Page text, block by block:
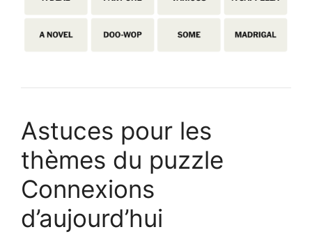
Astuces pour les
thèmes du puzzle
Connexions
d’aujourd’hui